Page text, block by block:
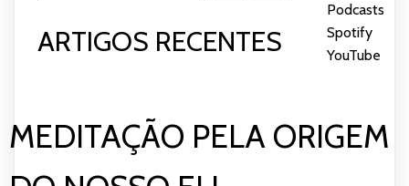
INCORPORAR
Podcasts
Spotify
YouTube
MEDITAÇÃO PELA ORIGEM
ARTIGOS RECENTES